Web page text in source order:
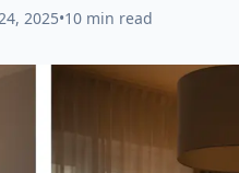
2025•10 min read